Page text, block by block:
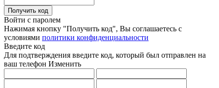
Получить код
Войти с паролем
Нажимая кнопку "Получить код", Вы соглашаетесь с
условиями политики конфиденциальности
Введите код
Для подтверждения введите код, который был отправлен на
ваш телефон Изменить